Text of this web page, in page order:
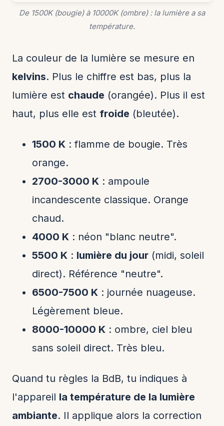
De 1500K (bougie) à 10000K (ombre) : la lumière a sa
température.
La couleur de la lumière se mesure en
kelvins. Plus le chiffre est bas, plus la
lumière est chaude (orangée). Plus il est
haut, plus elle est froide (bleutée).
1500 K : flamme de bougie. Très
orange.
2700-3000 K : ampoule
incandescente classique. Orange
chaud.
4000 K : néon "blanc neutre".
5500 K : lumière du jour (midi, soleil
direct). Référence "neutre".
6500-7500 K : journée nuageuse.
Légèrement bleue.
8000-10000 K : ombre, ciel bleu
sans soleil direct. Très bleu.
Quand tu règles la BdB, tu indiques à
l'appareil la température de la lumière
ambiante. Il applique alors la correction